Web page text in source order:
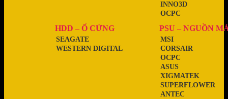
OCPC
INNO3D
HDD – Ổ CỨNG
WESTERN DIGITAL
SEAGATE
PSU – NGUỒN
ANTEC
SUPERFLOWER
XIGMATEK
ASUS
OCPC
CORSAIR
MSI